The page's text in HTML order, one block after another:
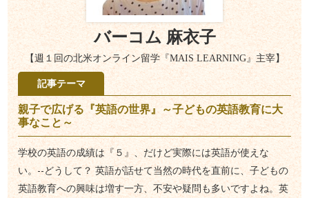
バーコム 麻衣子
【週１回の北米オンライン留学『MAIS LEARNING』主宰】
記事テーマ
親子で広げる『英語の世界』～子どもの英語教育に大
事なこと～
学校の英語の成績は『５』、だけど実際には英語が使えな
い。--どうして？ 英語が話せて当然の時代を直前に、子どもの
英語教育への興味は増す一方、不安や疑問も多いですよね。英